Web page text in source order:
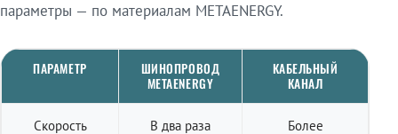
параметры — по материалам METAENERGY.
ПАРАМЕТР
ШИНОПРОВОД
METAENERGY
КАБЕЛЬНЫЙ
КАНАЛ
Скорость
В два раза
Более